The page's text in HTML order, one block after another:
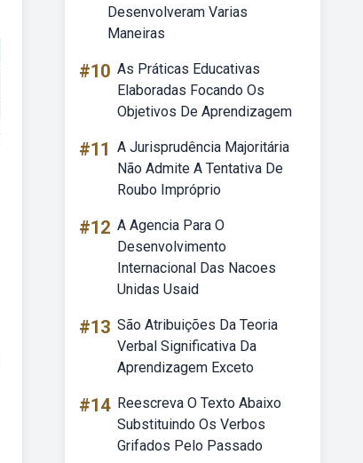
Desenvolveram Varias
Maneiras
#10 As Práticas Educativas
Elaboradas Focando Os
Objetivos De Aprendizagem
#11 A Jurisprudência Majoritária
Não Admite A Tentativa De
Roubo Impróprio
#12 A Agencia Para O
Desenvolvimento
Internacional Das Nacoes
Unidas Usaid
#13 São Atribuições Da Teoria
Verbal Significativa Da
Aprendizagem Exceto
#14 Reescreva O Texto Abaixo
Substituindo Os Verbos
Grifados Pelo Passado